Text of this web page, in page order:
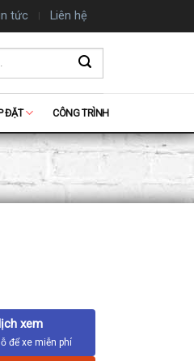
tức Liên hệ
ĐẶT CÔNG TRÌNH
xem